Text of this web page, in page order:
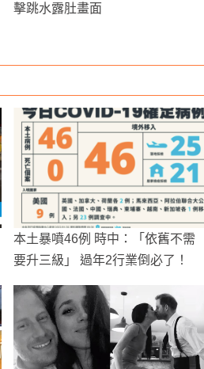
擊跳水露肚畫面
本土暴噴46例 時中：「依舊不需
要升三級」 過年2行業倒必了！